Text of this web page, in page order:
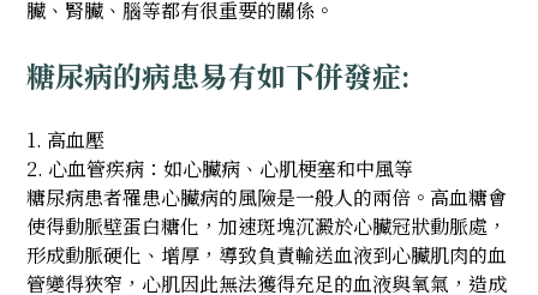
臟、腎臟、腦等都有很重要的關係。
糖尿病的病患易有如下併發症:
1. 高血壓
2. 心血管疾病：如心臟病、心肌梗塞和中風等
糖尿病患者罹患心臟病的風險是一般人的兩倍。高血糖會
使得動脈壁蛋白糖化，加速斑塊沉澱於心臟冠狀動脈處，
形成動脈硬化、增厚，導致負責輸送血液到心臟肌肉的血
管變得狹窄，心肌因此無法獲得充足的血液與氧氣，造成